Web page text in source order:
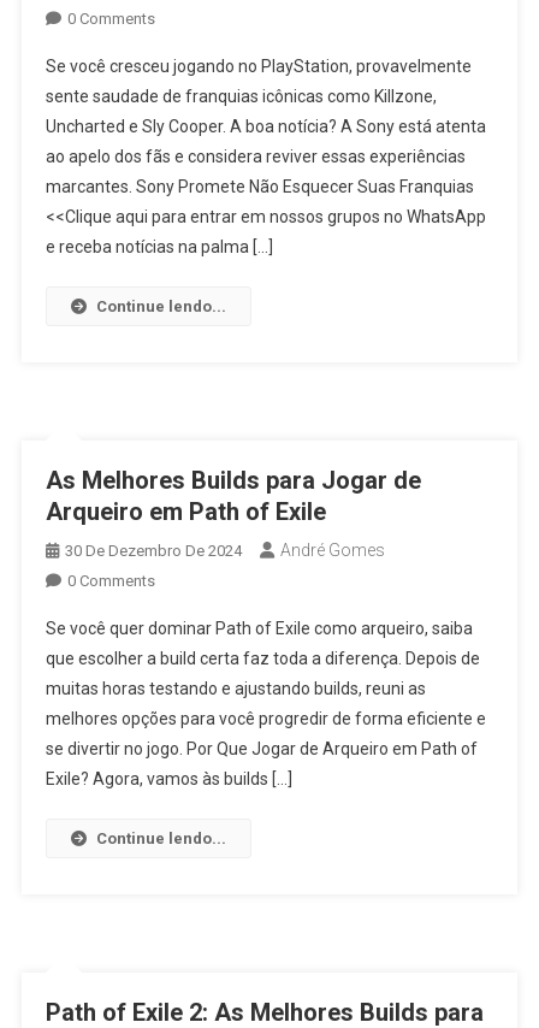
0 Comments
Se você cresceu jogando no PlayStation, provavelmente
sente saudade de franquias icônicas como Killzone,
Uncharted e Sly Cooper. A boa notícia? A Sony está atenta
ao apelo dos fãs e considera reviver essas experiências
marcantes. Sony Promete Não Esquecer Suas Franquias
<<Clique aqui para entrar em nossos grupos no WhatsApp
e receba notícias na palma […]
Continue lendo...
As Melhores Builds para Jogar de
Arqueiro em Path of Exile
30 De Dezembro De 2024 André Gomes
0 Comments
Se você quer dominar Path of Exile como arqueiro, saiba
que escolher a build certa faz toda a diferença. Depois de
muitas horas testando e ajustando builds, reuni as
melhores opções para você progredir de forma eficiente e
se divertir no jogo. Por Que Jogar de Arqueiro em Path of
Exile? Agora, vamos às builds […]
Continue lendo...
Path of Exile 2: As Melhores Builds para